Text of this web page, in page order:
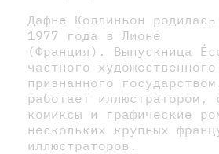
Дафне Коллиньон
1977 года в Лионе
(Франция). Выпускница
частного
признанного
работает иллюстратором,
комиксы и графические
нескольких крупных
иллюстраторов.